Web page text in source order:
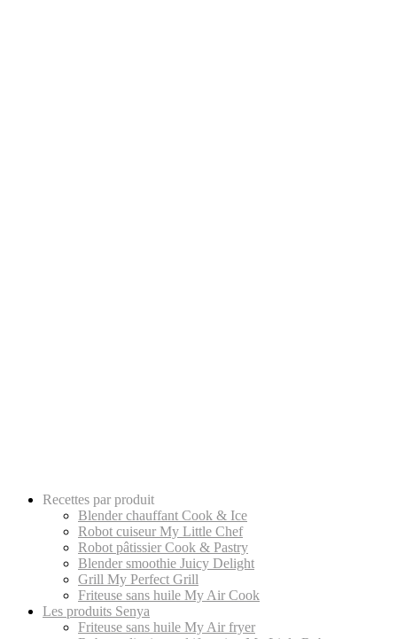
Recettes par produit
Blender chauffant Cook & Ice
Robot cuiseur My Little Chef
Robot pâtissier Cook & Pastry
Blender smoothie Juicy Delight
Grill My Perfect Grill
Friteuse sans huile My Air Cook
Les produits Senya
Friteuse sans huile My Air fryer